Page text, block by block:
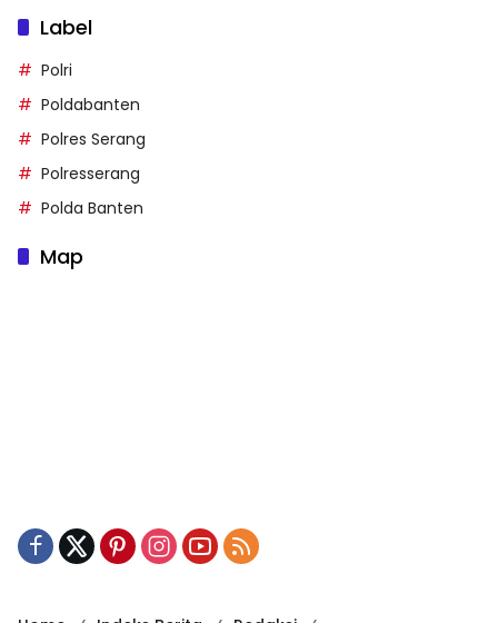
Label
Polri
Poldabanten
Polres Serang
Polresserang
Polda Banten
Map